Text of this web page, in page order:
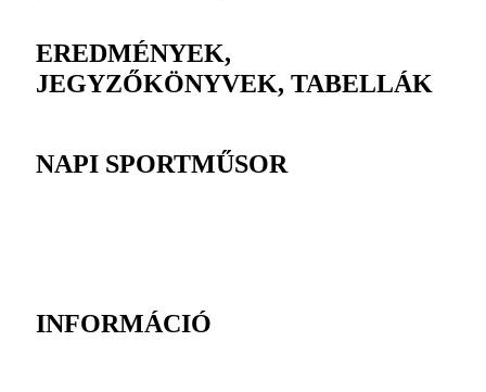
EREDMÉNYEK,
JEGYZŐKÖNYVEK, TABELLÁK
NAPI SPORTMŰSOR
INFORMÁCIÓ